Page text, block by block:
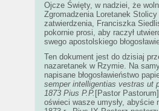
Ojcze Święty, w nadziei, że
Zgromadzenia Loretanek
zatwierdzenia, Franciszka
pokornie prosi, aby raczył
swego apostolskiego
Ten dokument jest do dzisiaj
nazaretanek w Rzymie. Na
napisane błogosławieństwo
semper intelligentias vestras ut
1873 Pius P.P. [Pastor Pastorum]
oświeci wasze umysły, abyście